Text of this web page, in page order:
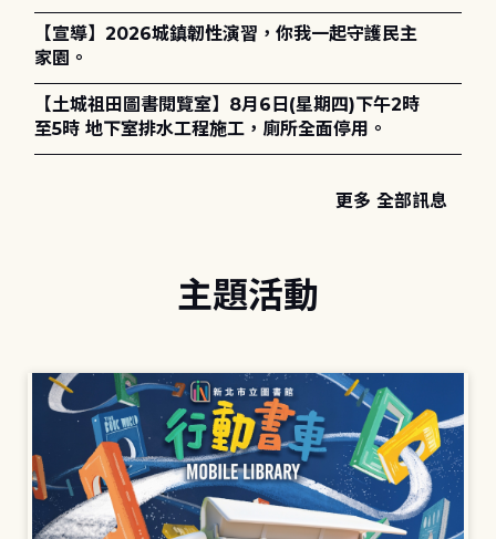
造成不便，敬請見諒。
【宣導】2026城鎮韌性演習，你我一起守護民主
家園。
【土城祖田圖書閱覽室】8月6日(星期四)下午2時
至5時 地下室排水工程施工，廁所全面停用。
更多 全部訊息
主題活動